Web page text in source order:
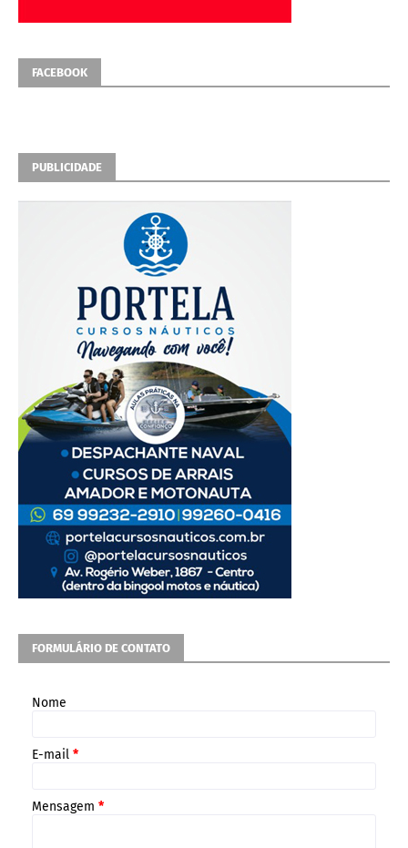
FACEBOOK
PUBLICIDADE
FORMULÁRIO DE CONTATO
Nome
E-mail *
Mensagem *